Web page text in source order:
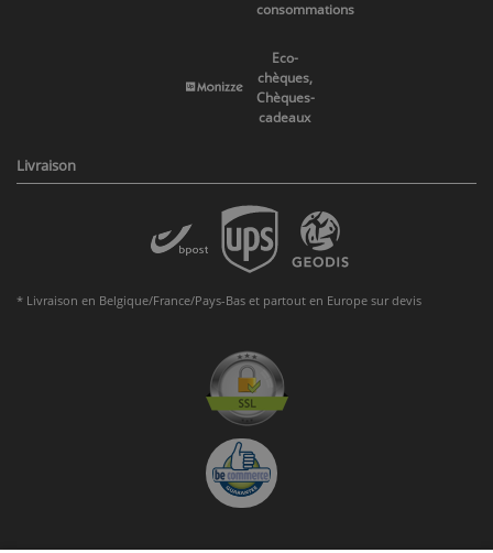
consommations
Eco-
chèques,
Chèques-
cadeaux
Livraison
* Livraison en Belgique/France/Pays-Bas et partout en Europe sur devis